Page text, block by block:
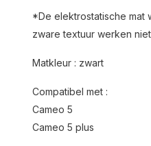
*De elektrostatische mat
zware textuur werken
Matkleur : zwart
Compatibel met :
Cameo 5
Cameo 5 plus